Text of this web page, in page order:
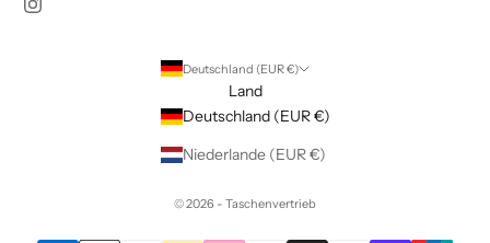
Deutschland (EUR €)
Land
Deutschland (EUR €)
Niederlande (EUR €)
© 2026 - Taschenvertrieb